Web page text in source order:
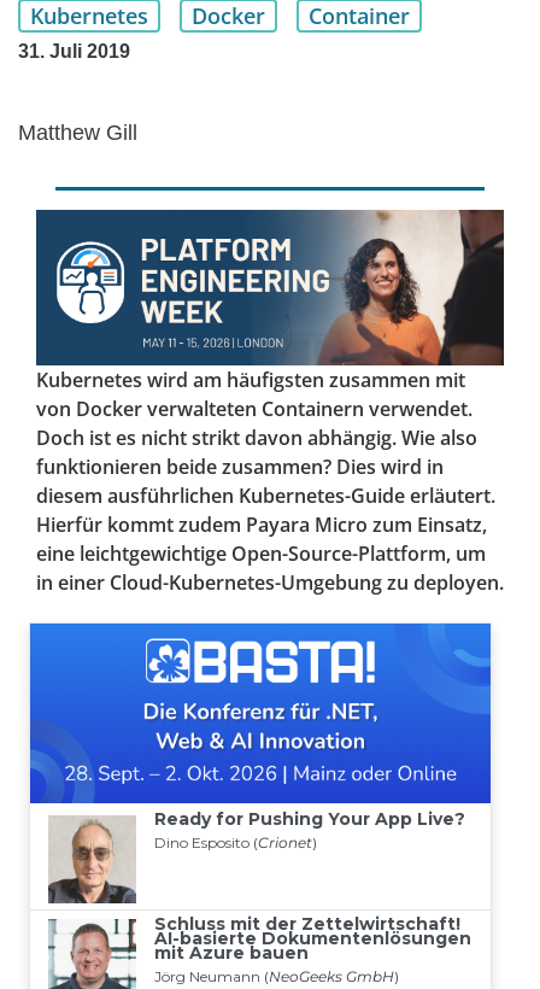
Kubernetes Docker Container
31. Juli 2019
Matthew Gill
Kubernetes wird am häufigsten zusammen mit
von Docker verwalteten Containern verwendet.
Doch ist es nicht strikt davon abhängig. Wie also
funktionieren beide zusammen? Dies wird in
diesem ausführlichen Kubernetes-Guide erläutert.
Hierfür kommt zudem Payara Micro zum Einsatz,
eine leichtgewichtige Open-Source-Plattform, um
in einer Cloud-Kubernetes-Umgebung zu deployen.